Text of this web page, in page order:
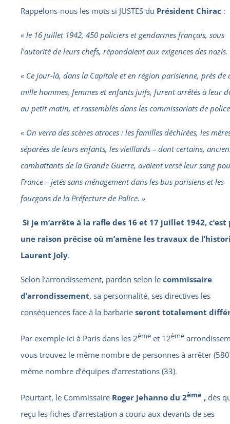
Rappelons-nous les mots si JUSTES du Président Chirac :
« le 16 juillet 1942, 450 policiers et gendarmes français, sous
l’autorité de leurs chefs, répondaient aux exigences des nazis.
« Ce jour-là, dans la Capitale et en région parisienne, près de
mille hommes, femmes et enfants juifs, furent arrêtés à leur
au petit matin, et rassemblés dans les commissariats de
« On verra des scènes atroces : les familles déchirées, les
séparées de leurs enfants, les vieillards – dont certains,
combattants de la Grande Guerre, avaient versé leur sang
France – jetés sans ménagement dans les bus parisiens et les
fourgons de la Préfecture de Police. »
Si je m’arrête à la rafle des 16 et 17 juillet 1942, c’est
une raison précise où m’amène les travaux de
Laurent Joly.
Selon l’arrondissement, pardon selon le commissaire
d’arrondissement, sa personnalité, ses directives les
conséquences face à la barbarie seront totalement
Par exemple ici à Paris dans les 2ème et 12ème
vous trouvez le même nombre de personnes à arrêter
même nombre d’équipes d’arrestations (33).
Pourtant, le Commissaire Roger Jehanno du 2ème , dès
reçu les fiches d’arrestation a couru aux devants de ses